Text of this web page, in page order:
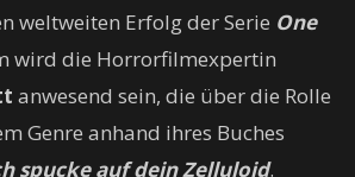
weltweiten Erfolg der Serie One
wird die Horrorfilmexpertin
anwesend sein, die über die Rolle
Genre anhand ihres Buches
spucke auf dein Zelluloid.